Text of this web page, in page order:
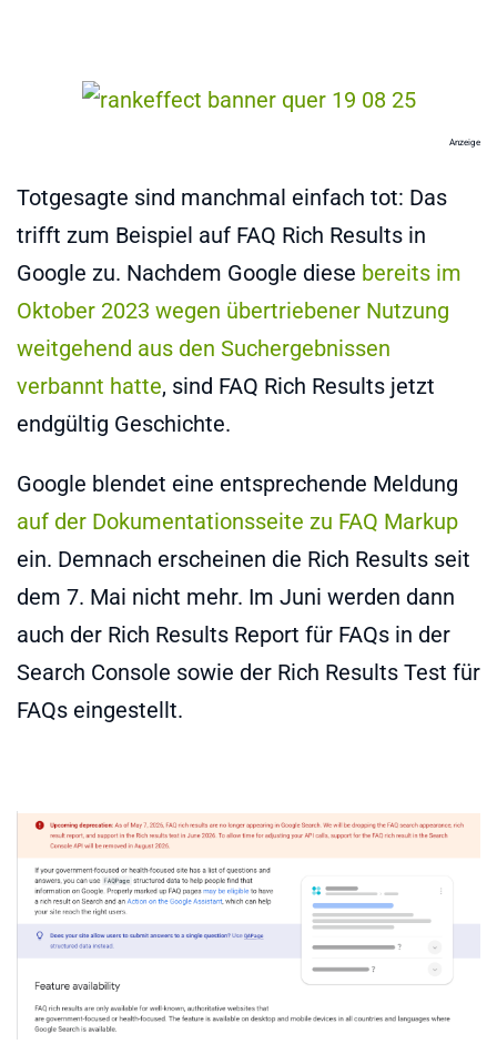
Anzeige
Totgesagte sind manchmal einfach tot: Das
trifft zum Beispiel auf FAQ Rich Results in
Google zu. Nachdem Google diese bereits im
Oktober 2023 wegen übertriebener Nutzung
weitgehend aus den Suchergebnissen
verbannt hatte, sind FAQ Rich Results jetzt
endgültig Geschichte.
Google blendet eine entsprechende Meldung
auf der Dokumentationsseite zu FAQ Markup
ein. Demnach erscheinen die Rich Results seit
dem 7. Mai nicht mehr. Im Juni werden dann
auch der Rich Results Report für FAQs in der
Search Console sowie der Rich Results Test für
FAQs eingestellt.